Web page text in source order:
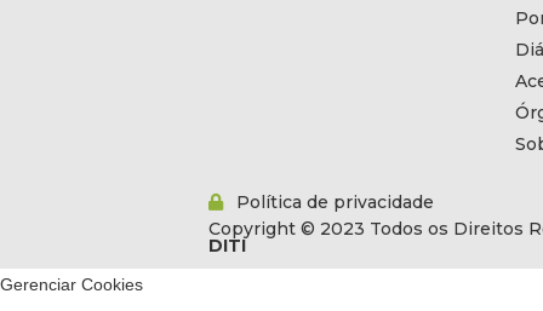
Política de privacidade
Copyright © 2023 Todos os Direitos
DITI
Gerenciar Cookies